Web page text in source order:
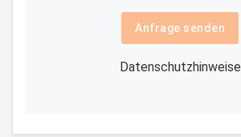
Anfrage senden
Datenschutzhinweise